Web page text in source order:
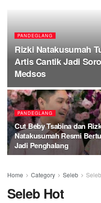
PANDEGLANG
Rizki Natakusumah
Artis Cantik Jadi
Medsos
PANDEGLANG
Cut Beby Tsabina dan
Natakusumah Resmi
Jadi Penghalang
Home Category Seleb
Seleb Hot